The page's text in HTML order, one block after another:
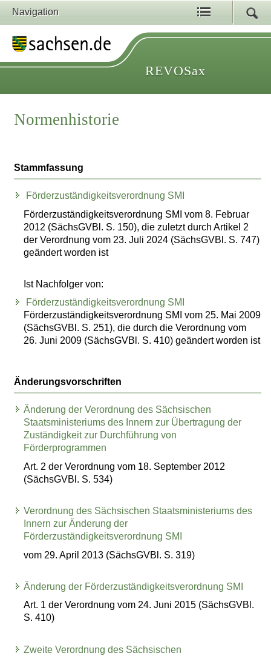
Navigation
REVOSax
Normenhistorie
Stammfassung
Förderzuständigkeitsverordnung SMI
Förderzuständigkeitsverordnung SMI vom 8. Februar
2012 (SächsGVBl. S. 150), die zuletzt durch Artikel 2
der Verordnung vom 23. Juli 2024 (SächsGVBl. S. 747)
geändert worden ist
Ist Nachfolger von:
Förderzuständigkeitsverordnung SMI
Förderzuständigkeitsverordnung SMI vom 25. Mai 2009
(SächsGVBl. S. 251), die durch die Verordnung vom
26. Juni 2009 (SächsGVBl. S. 410) geändert worden ist
Änderungsvorschriften
Änderung der Verordnung des Sächsischen
Staatsministeriums des Innern zur Übertragung der
Zuständigkeit zur Durchführung von
Förderprogrammen
Art. 2 der Verordnung vom 18. September 2012
(SächsGVBl. S. 534)
Verordnung des Sächsischen Staatsministeriums des
Innern zur Änderung der
Förderzuständigkeitsverordnung SMI
vom 29. April 2013 (SächsGVBl. S. 319)
Änderung der Förderzuständigkeitsverordnung SMI
Art. 1 der Verordnung vom 24. Juni 2015 (SächsGVBl.
S. 410)
Zweite Verordnung des Sächsischen